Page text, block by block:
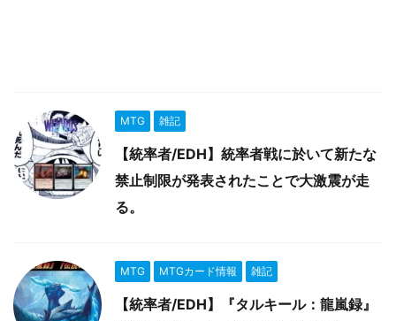
MTG 雑記
【統率者/EDH】統率者戦に於いて新たな
禁止制限が発表されたことで大激震が走
る。
MTG MTGカード情報 雑記
【統率者/EDH】『タルキール：龍嵐録』